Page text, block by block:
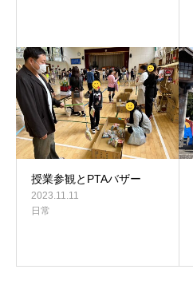
授業参観とPTAバザー
2023.11.11
日常